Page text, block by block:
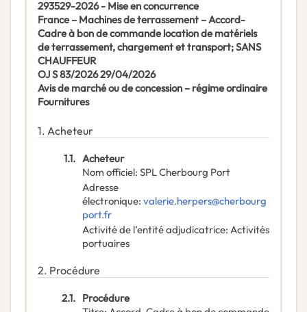
293529-2026 - Mise en concurrence
France – Machines de terrassement – Accord-
Cadre à bon de commande location de matériels
de terrassement, chargement et transport; SANS
CHAUFFEUR
OJ S 83/2026 29/04/2026
Avis de marché ou de concession – régime ordinaire
Fournitures
1. Acheteur
1.1. Acheteur
Nom officiel: SPL Cherbourg Port
Adresse
électronique: valerie.herpers@cherbourg
port.fr
Activité de l’entité adjudicatrice: Activités
portuaires
2. Procédure
2.1. Procédure